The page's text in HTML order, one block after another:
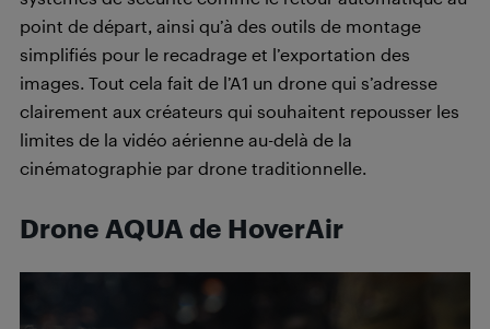
point de départ, ainsi qu’à des outils de montage
simplifiés pour le recadrage et l’exportation des
images. Tout cela fait de l’A1 un drone qui s’adresse
clairement aux créateurs qui souhaitent repousser les
limites de la vidéo aérienne au-delà de la
cinématographie par drone traditionnelle.
Drone AQUA de HoverAir